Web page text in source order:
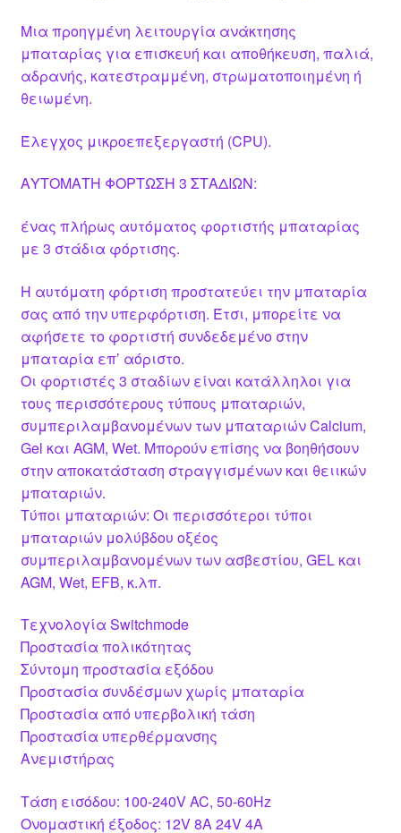
Μια προηγμένη λειτουργία ανάκτησης
μπαταρίας για επισκευή και αποθήκευση, παλιά,
αδρανής, κατεστραμμένη, στρωματοποιημένη ή
θειωμένη.
Έλεγχος μικροεπεξεργαστή (CPU).
ΑΥΤΟΜΑΤΗ ΦΟΡΤΩΣΗ 3 ΣΤΑΔΙΩΝ:
ένας πλήρως αυτόματος φορτιστής μπαταρίας
με 3 στάδια φόρτισης.
Η αυτόματη φόρτιση προστατεύει την μπαταρία
σας από την υπερφόρτιση. Έτσι, μπορείτε να
αφήσετε το φορτιστή συνδεδεμένο στην
μπαταρία επ’ αόριστο.
Οι φορτιστές 3 σταδίων είναι κατάλληλοι για
τους περισσότερους τύπους μπαταριών,
συμπεριλαμβανομένων των μπαταριών Calcium,
Gel και AGM, Wet. Μπορούν επίσης να βοηθήσουν
στην αποκατάσταση στραγγισμένων και θειικών
μπαταριών.
Τύποι μπαταριών: Οι περισσότεροι τύποι
μπαταριών μολύβδου οξέος
συμπεριλαμβανομένων των ασβεστίου, GEL και
AGM, Wet, EFB, κ.λπ.
Τεχνολογία Switchmode
Προστασία πολικότητας
Σύντομη προστασία εξόδου
Προστασία συνδέσμων χωρίς μπαταρία
Προστασία από υπερβολική τάση
Προστασία υπερθέρμανσης
Ανεμιστήρας
Τάση εισόδου: 100-240V AC, 50-60Hz
Ονομαστική έξοδος: 12V 8A 24V 4A